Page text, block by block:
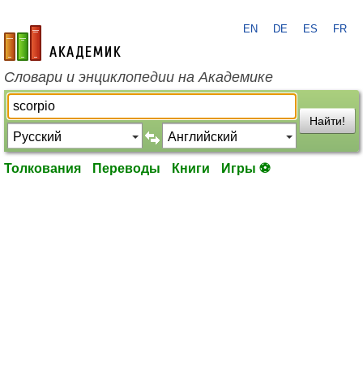
academic.ru
EN DE ES FR
Словари и энциклопедии на Академике
Найти!
Толкования Переводы Книги Игры ⚽